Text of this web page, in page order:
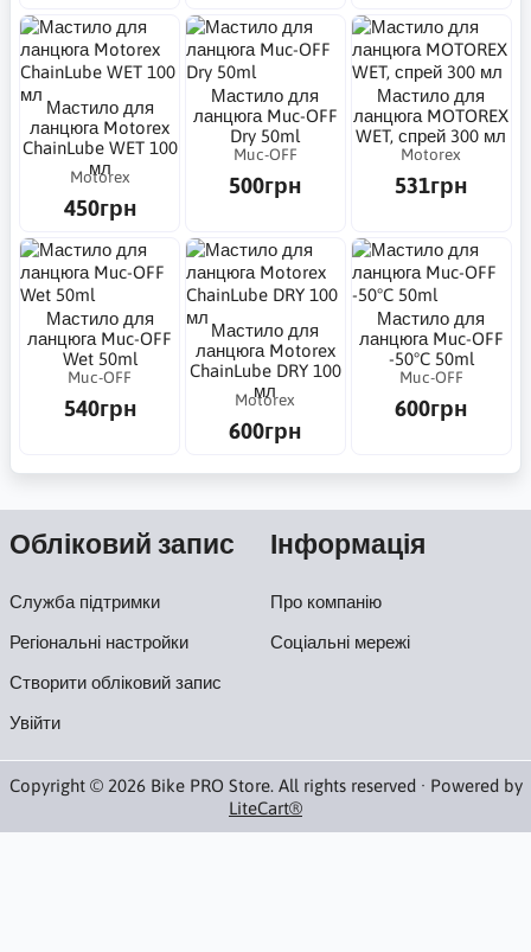
Мастило для
ланцюга Motorex
ChainLube WET 100
мл
Motorex
450грн
Мастило для
ланцюга Muc-OFF
Dry 50ml
Muc-OFF
500грн
Мастило для
ланцюга MOTOREX
WET, спрей 300 мл
Motorex
531грн
Мастило для
ланцюга Muc-OFF
Wet 50ml
Muc-OFF
540грн
Мастило для
ланцюга Motorex
ChainLube DRY 100
мл
Motorex
600грн
Мастило для
ланцюга Muc-OFF
-50°C 50ml
Muc-OFF
600грн
Обліковий запис
Служба підтримки
Регіональні настройки
Створити обліковий запис
Увійти
Інформація
Про компанію
Соціальні мережі
Copyright © 2026 Bike PRO Store. All rights reserved · Powered by
LiteCart®